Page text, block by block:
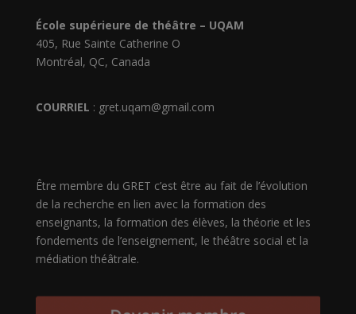
École supérieure de théâtre – UQAM
405, Rue Sainte Catherine O
Montréal, QC, Canada
COURRIEL : gret.uqam@gmail.com
Être membre du GRET c’est être au fait de l’évolution
de la recherche en lien avec la formation des
enseignants, la formation des élèves, la théorie et les
fondements de l’enseignement, le théâtre social et la
médiation théâtrale.